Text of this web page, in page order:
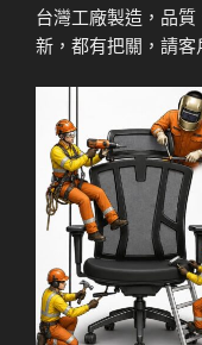
台灣工廠製造，品
新，都有把關，請客